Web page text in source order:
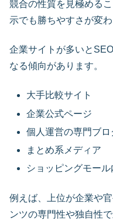
競合の性質を見極める
示でも勝ちやすさが変わ
企業サイトが多いと
なる傾向があります。
大手比較サイト
企業公式ページ
個人運営の専門ブロ
まとめ系メディア
ショッピングモー
例えば、上位が企業や
ンツの専門性や独自性